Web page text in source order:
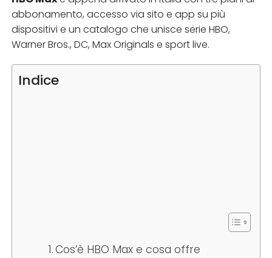
abbonamento, accesso via sito e app su più
dispositivi e un catalogo che unisce serie HBO,
Warner Bros., DC, Max Originals e sport live.
Indice
Cos’è HBO Max e cosa offre